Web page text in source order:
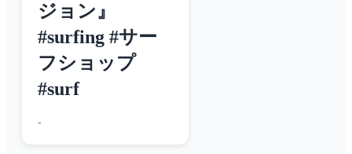
ジョン』
#surfing #サー
フショップ
#surf
-